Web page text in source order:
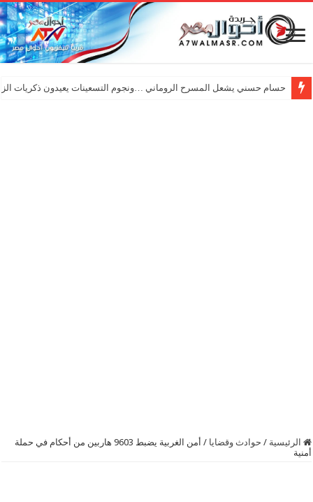
حسام حسني يشعل المسرح الروماني …ونجوم التسعينات يعيدون ذكريات
الرئيسية / حوادث وقضايا /
أمن الغربية يضبط 9603 هاربين من أحكام في حملة
أمنية